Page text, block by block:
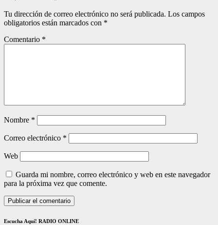
Tu dirección de correo electrónico no será publicada. Los campos
obligatorios están marcados con *
Comentario *
Nombre *
Correo electrónico *
Web
Guarda mi nombre, correo electrónico y web en este navegador
para la próxima vez que comente.
Escucha Aquí! RADIO ONLINE